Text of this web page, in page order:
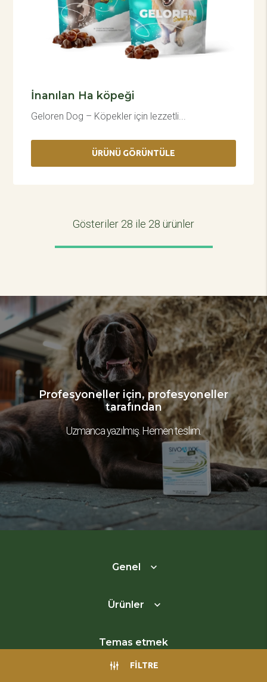
İnanılan Ha köpeği
Geloren Dog – Köpekler için lezzetli...
ÜRÜNÜ GÖRÜNTÜLE
Gösteriler 28 ile 28 ürünler
FILTRE
Profesyoneller için, profesyoneller
tarafından
Uzmanca yazılmış. Hemen teslim.
Genel
Ürünler
Temas etmek
Grande Cure